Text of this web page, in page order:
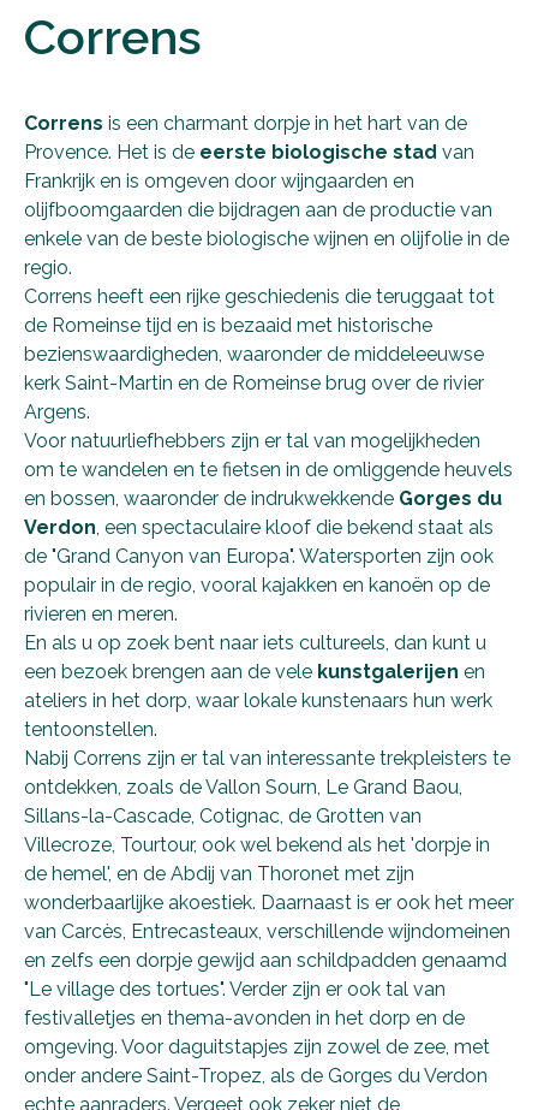
Correns
Correns is een charmant dorpje in het hart van de
Provence. Het is de eerste biologische stad van
Frankrijk en is omgeven door wijngaarden en
olijfboomgaarden die bijdragen aan de productie van
enkele van de beste biologische wijnen en olijfolie in de
regio.
Correns heeft een rijke geschiedenis die teruggaat tot
de Romeinse tijd en is bezaaid met historische
bezienswaardigheden, waaronder de middeleeuwse
kerk Saint-Martin en de Romeinse brug over de rivier
Argens.
Voor natuurliefhebbers zijn er tal van mogelijkheden
om te wandelen en te fietsen in de omliggende heuvels
en bossen, waaronder de indrukwekkende Gorges du
Verdon, een spectaculaire kloof die bekend staat als
de "Grand Canyon van Europa". Watersporten zijn ook
populair in de regio, vooral kajakken en kanoën op de
rivieren en meren.
En als u op zoek bent naar iets cultureels, dan kunt u
een bezoek brengen aan de vele kunstgalerijen en
ateliers in het dorp, waar lokale kunstenaars hun werk
tentoonstellen.
Nabij Correns zijn er tal van interessante trekpleisters te
ontdekken, zoals de Vallon Sourn, Le Grand Baou,
Sillans-la-Cascade, Cotignac, de Grotten van
Villecroze, Tourtour, ook wel bekend als het 'dorpje in
de hemel', en de Abdij van Thoronet met zijn
wonderbaarlijke akoestiek. Daarnaast is er ook het meer
van Carcès, Entrecasteaux, verschillende wijndomeinen
en zelfs een dorpje gewijd aan schildpadden genaamd
"Le village des tortues". Verder zijn er ook tal van
festivalletjes en thema-avonden in het dorp en de
omgeving. Voor daguitstapjes zijn zowel de zee, met
onder andere Saint-Tropez, als de Gorges du Verdon
echte aanraders. Vergeet ook zeker niet de